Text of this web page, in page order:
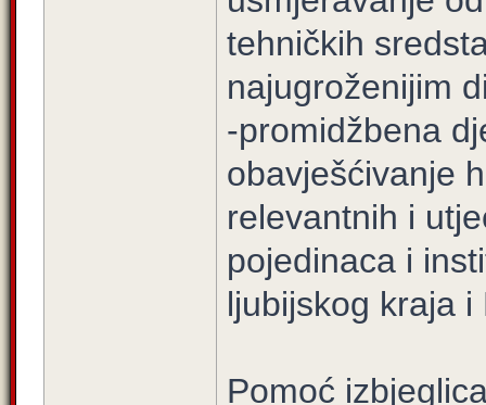
tehničkih
najugroženijim
-promidžbena
obavješćivanje
relevantnih i
pojedinaca i
ljubijskog kraja i
Pomoć